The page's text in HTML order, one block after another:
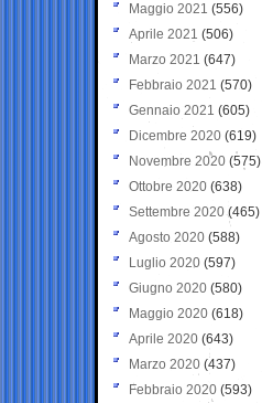
Maggio 2021 (556)
Aprile 2021 (506)
Marzo 2021 (647)
Febbraio 2021 (570)
Gennaio 2021 (605)
Dicembre 2020 (619)
Novembre 2020 (575)
Ottobre 2020 (638)
Settembre 2020(465)
Agosto 2020 (588)
Luglio 2020 (597)
Giugno 2020 (580)
Maggio 2020 (618)
Aprile 2020 (643)
Marzo 2020 (437)
Febbraio 2020 (593)